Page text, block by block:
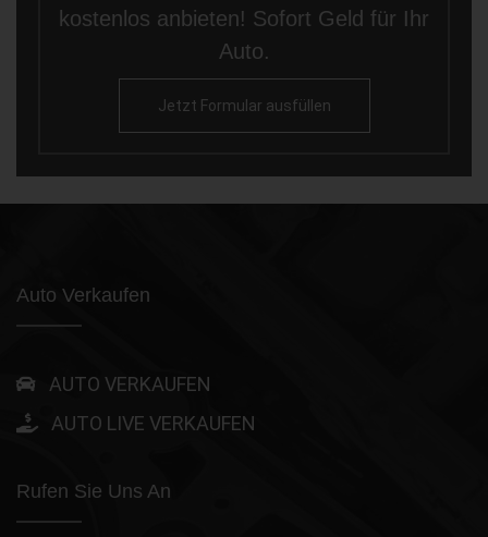
kostenlos anbieten! Sofort Geld für Ihr
Auto.
Jetzt Formular ausfüllen
Auto Verkaufen
AUTO VERKAUFEN
AUTO LIVE VERKAUFEN
Rufen Sie Uns An